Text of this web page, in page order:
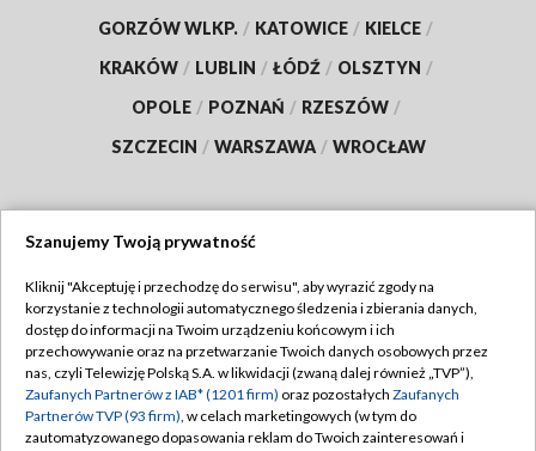
GORZÓW WLKP. / KATOWICE / KIELCE /
KRAKÓW / LUBLIN / ŁÓDŹ / OLSZTYN /
OPOLE / POZNAŃ / RZESZÓW /
SZCZECIN / WARSZAWA / WROCŁAW
TVP
Abonament TVP
Emisja w TVP
Centrum informacji TVP
Regulamin TVP
Polityka prywatności
Moje zgody
Szanujemy Twoją prywatność
Kliknij "Akceptuję i przechodzę do serwisu", aby wyrazić zgody na
korzystanie z technologii automatycznego śledzenia i zbierania danych,
dostęp do informacji na Twoim urządzeniu końcowym i ich
przechowywanie oraz na przetwarzanie Twoich danych osobowych przez
nas, czyli Telewizję Polską S.A. w likwidacji (zwaną dalej również „TVP”),
Zaufanych Partnerów z IAB* (1201 firm) oraz pozostałych Zaufanych
Partnerów TVP (93 firm), w celach marketingowych (w tym do
zautomatyzowanego dopasowania reklam do Twoich zainteresowań i